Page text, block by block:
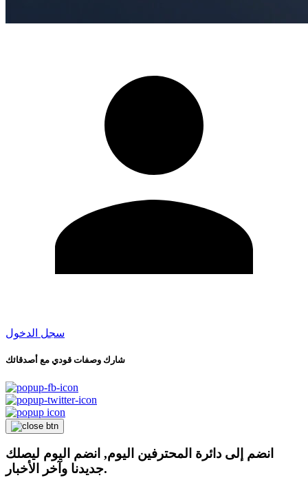
سجل الدخول
شارك وصفات قودي مع أصدقائك
انضم إلى دائرة المحترفين اليوم, انضم اليوم ليصلك
جديدنا وآخر الأخبار.